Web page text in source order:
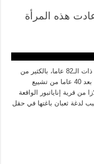
كيف عادت هذه المرأة
العصفورة نيوز:تذكّر قصة هذه السيدة الهندية ذات الـ82 عاما، بالكثير من
أفلام بوليوود، إذ لم تصدق أسرتها عندما رأتها بعد 40 عاما من تشييع
من قرية إناياتبور الواقعة
وكانت قد “توفيت” عام 1976 بسبب لدغة ثعبان باغتها في حقل